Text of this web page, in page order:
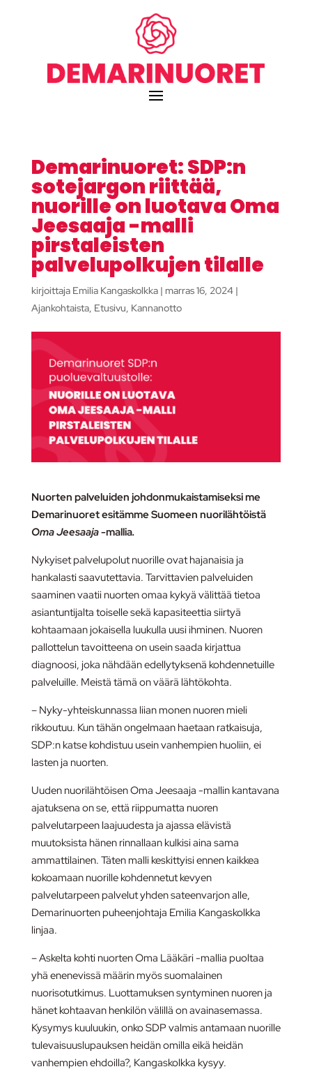
Demarinuoret: SDP:n
sotejargon riittää,
nuorille on luotava Oma
Jeesaaja -malli
pirstaleisten
palvelupolkujen tilalle
kirjoittaja Emilia Kangaskolkka| marras 16, 2024|
Ajankohtaista, Etusivu, Kannanotto
Nuorten palveluiden johdonmukaistamiseksi me
Demarinuoret esitämme Suomeen nuorilähtöistä
Oma Jeesaaja-mallia.
Nykyiset palvelupolut nuorille ovat hajanaisia ja
hankalasti saavutettavia. Tarvittavien palveluiden
saaminen vaatii nuorten omaa kykyä välittää tietoa
asiantuntijalta toiselle sekä kapasiteettia siirtyä
kohtaamaan jokaisella luukulla uusi ihminen. Nuoren
pallottelun tavoitteena on usein saada kirjattua
diagnoosi, joka nähdään edellytyksenä kohdennetuille
palveluille. Meistä tämä on väärä lähtökohta.
– Nyky-yhteiskunnassa liian monen nuoren mieli
rikkoutuu. Kun tähän ongelmaan haetaan ratkaisuja,
SDP:n katse kohdistuu usein vanhempien huoliin, ei
lasten ja nuorten.
Uuden nuorilähtöisen Oma Jeesaaja -mallin kantavana
ajatuksena on se, että riippumatta nuoren
palvelutarpeen laajuudesta ja ajassa elävistä
muutoksista hänen rinnallaan kulkisi aina sama
ammattilainen. Täten malli keskittyisi ennen kaikkea
kokoamaan nuorille kohdennetut kevyen
palvelutarpeen palvelut yhden sateenvarjon alle,
Demarinuorten puheenjohtaja Emilia Kangaskolkka
linjaa.
– Askelta kohti nuorten Oma Lääkäri -mallia puoltaa
yhä enenevissä määrin myös suomalainen
nuorisotutkimus. Luottamuksen syntyminen nuoren ja
hänet kohtaavan henkilön välillä on avainasemassa.
Kysymys kuuluukin, onko SDP valmis antamaan nuorille
tulevaisuuslupauksen heidän omilla eikä heidän
vanhempien ehdoilla?, Kangaskolkka kysyy.